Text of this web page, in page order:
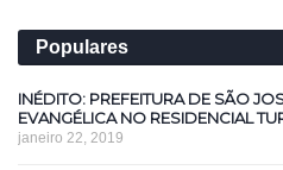
Populares
INÉDITO: PREFEITURA DE SÃO
EVANGÉLICA NO RESIDENCIAL
janeiro 22, 2019